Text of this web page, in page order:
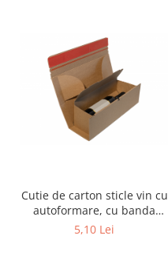
Cutie de carton sticle vin cu
autoformare, cu banda
dublu adeziva, cutii
5,10 Lei